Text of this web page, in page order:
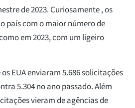
de 2023. Curiosamente , os
país com o maior número de
em 2023, com um ligeiro
EUA enviaram 5.686 solicitações
5.304 no ano passado. Além
vieram de agências de